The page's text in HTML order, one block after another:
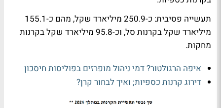
תעשייה פסיבית: כ-250.9 מיליארד שקל, מהם כ-155.1
מיליארד שקל בקרנות סל, וכ-95.8 מיליארד שקל בקרנות
מחקות.
איפה הרגולטור? דמי ניהול מופרזים בפוליסות חיסכון
דירוג קרנות כספיות; ואיך לבחור קרן?